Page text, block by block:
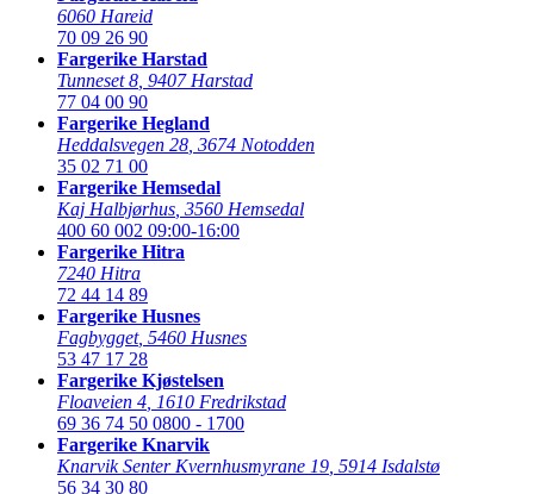
6060 Hareid
70 09 26 90
Fargerike Harstad
Tunneset 8 9407 Harstad
77 04 00 90
Fargerike Hegland
Heddalsvegen 28 3674 Notodden
35 02 71 00
Fargerike Hemsedal
Kaj Halbjørhus 3560 Hemsedal
400 60 002 09:00-16:00
Fargerike Hitra
7240 Hitra
72 44 14 89
Fargerike Husnes
Fagbygget, 5460 Husnes
53 47 17 28
Fargerike Kjøstelsen
Floaveien 4 1610 Fredrikstad
69 36 74 50 0800 - 1700
Fargerike Knarvik
Knarvik Senter Kvernhusmyrane 19 5914 Isdalstø
56 34 30 80